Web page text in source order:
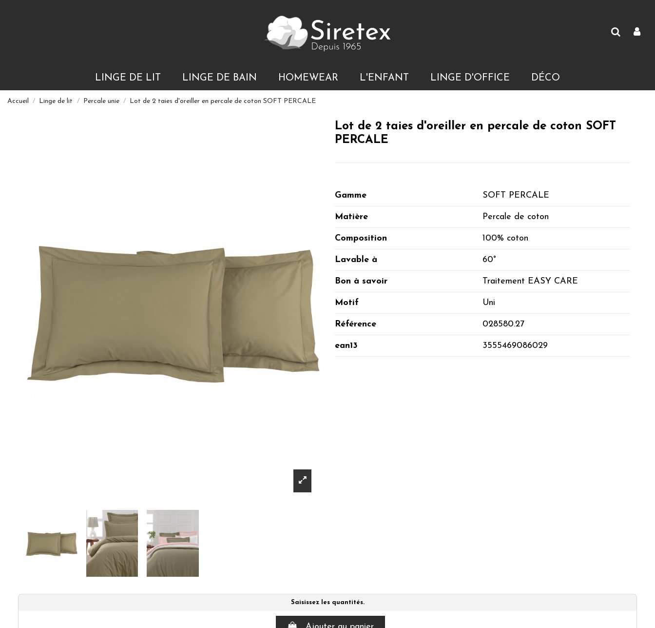
LINGE DE LIT LINGE DE BAIN HOMEWEAR L'ENFANT LINGE D'OFFICE DÉCO
Accueil Linge de lit Percale unie Lot de 2 taies d'oreiller en percale de coton SOFT PERCALE
Lot de 2 taies d'oreiller en percale de coton SOFT
PERCALE
Gamme SOFT PERCALE
Matière Percale de coton
Composition 100% coton
Lavable à 60°
Bon à savoir Traitement EASY CARE
Motif Uni
Référence 028580.27
ean13 3555469086029
Saisissez les quantités.